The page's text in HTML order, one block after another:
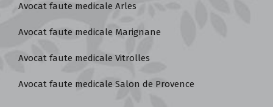
Avocat faute medicale Arles
Avocat faute medicale Marignane
Avocat faute medicale Vitrolles
Avocat faute medicale Salon de Provence